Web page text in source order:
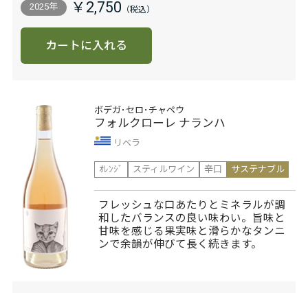
2025年 ￥2,750
カートに入れる
ボデガ･セロ･チャペウ
フォルクローレ ナランハ
リベラ
ｵﾚﾝｼﾞ
スティルワイン 辛口 サステナブル
フレッシュな口あたりとミネラルが調
和したバランスの良い味わい。旨味と
甘味を感じる果実味と滑らかなタンニ
ンで余韻が伸びて長く続きます。